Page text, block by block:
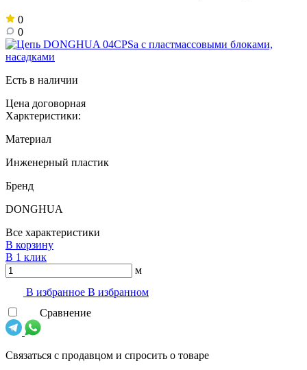
0
0
Есть в наличии
Цена договорная
Харктеристики:
Материал
Инженерный пластик
Бренд
DONGHUA
Все характеристики
В корзину
В 1 клик
м
В избранноe В избранном
Сравнение
Связаться с продавцом и спросить о товаре